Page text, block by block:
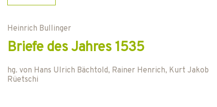
Heinrich Bullinger
Briefe des Jahres 1535
hg. von Hans Ulrich Bächtold, Rainer Henrich, Kurt Jakob
Rüetschi